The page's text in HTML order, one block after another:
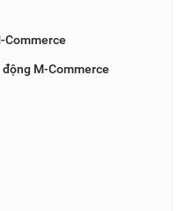
Commerce
M-Commerce